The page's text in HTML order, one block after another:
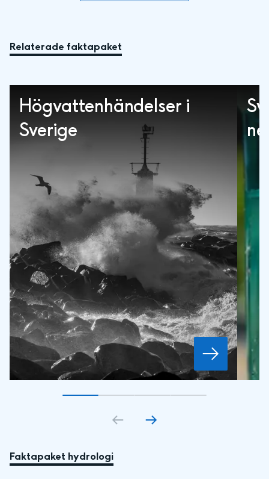
Relaterade faktapaket
Högvattenhändelser i
Sverige
Gå till bildkort1
Gå till bildkort2
Gå till bildkort3
Gå till bildkort
Faktapaket hydrologi